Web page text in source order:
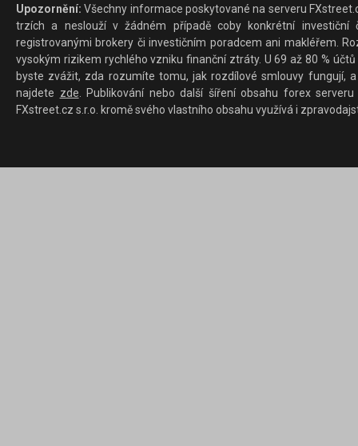
Upozornění: Všechny informace poskytované na serveru
trzích a neslouží v žádném případě coby konkrétní investiční
registrovanými brokery či investičním poradcem ani makléřem.
vysokým rizikem rychlého vzniku finanční ztráty. U 69 až 80 %
byste zvážit, zda rozumíte tomu, jak rozdílové smlouvy fungují,
najdete zde. Publikování nebo další šíření obsahu forex
FXstreet.cz s.r.o. kromě svého vlastního obsahu využívá i